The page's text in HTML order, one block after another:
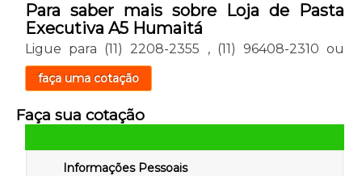
Para saber mais sobre Loja de Pasta
Executiva A5 Humaitá
Ligue para (11) 2208-2355 , (11) 96408-2310 ou
faça uma cotação
Faça sua cotação
Informações Pessoais